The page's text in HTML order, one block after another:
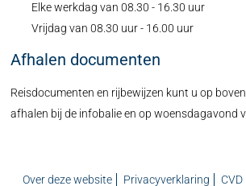
Elke werkdag van 08.30 - 16.30 uur
Vrijdag van 08.30 uur - 16.00 uur
Afhalen documenten
Reisdocumenten en rijbewijzen kunt u op
afhalen bij de infobalie en op woensdagavond
Over deze website Privacyverklaring CVD